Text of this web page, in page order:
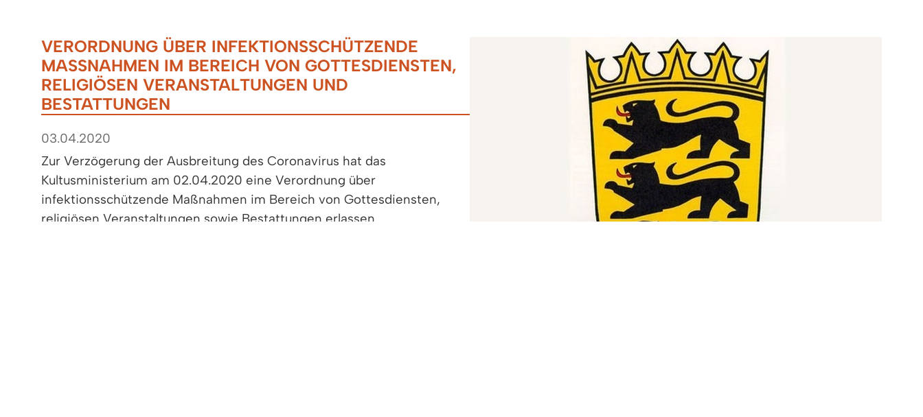
VERORDNUNG ÜBER INFEKTIONSSCHÜTZENDE
MASSNAHMEN IM BEREICH VON GOTTESDIENSTEN, R
ELIGIÖSEN VERANSTALTUNGEN UND B
ESTATTUNGEN
03.04.2020
Zur Verzögerung der Ausbreitung des Coronavirus hat das
Kultusministerium am 02.04.2020 eine Verordnung über
infektionsschützende Maßnahmen im Bereich von Gottesdiensten,
religiösen Veranstaltungen sowie Bestattungen erlassen.